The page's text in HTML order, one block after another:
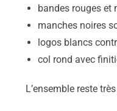
bandes rouges et
manches noires
logos blancs
col rond avec
L’ensemble reste